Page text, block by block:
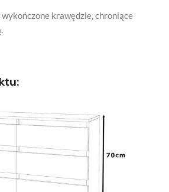
wykończone krawędzie, chroniące